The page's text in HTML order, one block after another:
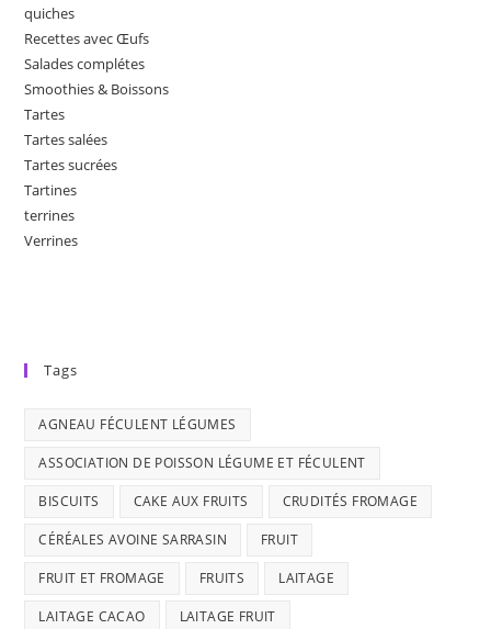
quiches
Recettes avec Œufs
Salades complétes
Smoothies & Boissons
Tartes
Tartes salées
Tartes sucrées
Tartines
terrines
Verrines
Tags
AGNEAU FÉCULENT LÉGUMES
ASSOCIATION DE POISSON LÉGUME ET FÉCULENT
BISCUITS CAKE AUX FRUITS CRUDITÉS FROMAGE
CÉRÉALES AVOINE SARRASIN FRUIT
FRUIT ET FROMAGE FRUITS LAITAGE
LAITAGE CACAO LAITAGE FRUIT